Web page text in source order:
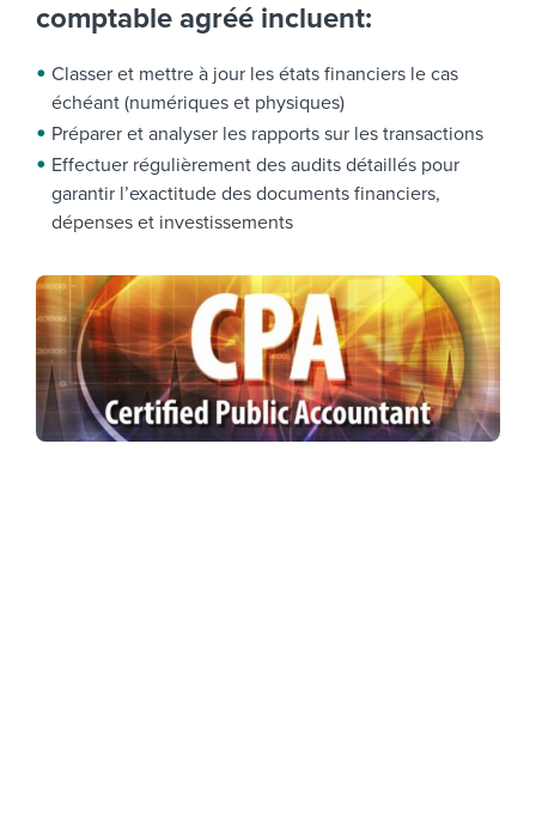
comptable agréé incluent:
Classer et mettre à jour les états financiers le cas
échéant (numériques et physiques)
Préparer et analyser les rapports sur les transactions
Effectuer régulièrement des audits détaillés pour
garantir l’exactitude des documents financiers,
dépenses et investissements